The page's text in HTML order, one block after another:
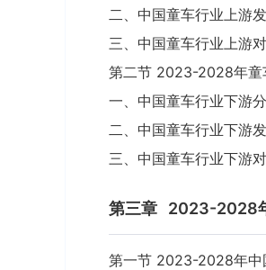
二、中国童车行业上游
三、中国童车行业上游
第二节 2023-2028年童
一、中国童车行业下游
二、中国童车行业下游
三、中国童车行业下游
第三章 2023-2028
第一节 2023-2028年中